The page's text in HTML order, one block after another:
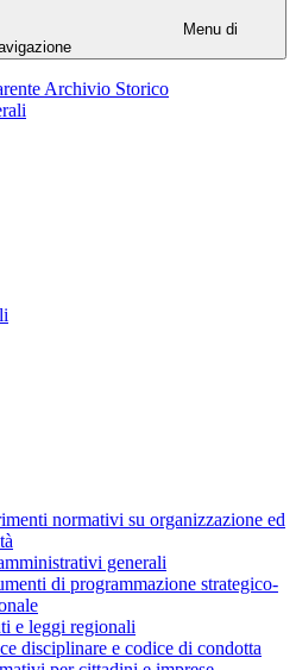
Menu di
Archivio Storico
normativi su organizzazione ed
generali
di programmazione strategico-
e leggi regionali
disciplinare e codice di condotta